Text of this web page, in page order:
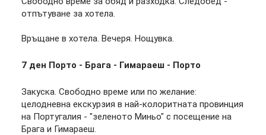
отпътуване за хотела.
Връщане в хотела. Вечеря. Нощувка.
7 ден Порто - Брага - Гимараеш - Порто
Закуска. Свободно време или по желание:
целодневна екскурзия в най-колоритната провинция
на Португалия - "зеленото Миньо" с посещение на
Брага и Гимараеш.